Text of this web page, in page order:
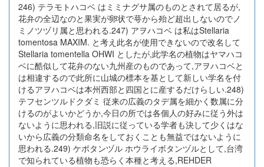
246) テラモトハコベ はミミナグサ属のものとされて居るが,
花弁の全辺なのと果実が卵状で萼から殆ど超出しないのでノ
ミノツヅリ属と思われる.247) アヲハコベ は私はStellaria
tomentosa MAXIM. と考え此名が使用できないので改名して
Stellaria tomentella OHWI としたが,此学名の植物はヤマハコ
ベに酷似して花弁のない九州産のものであって,アヲハコベと
は相違するので此所に山城の標本を基として新しい学名を付
けるアヲハコベは本州西部と四国とに産するだけらしい.248)
テフセンツルドクダミ 従来の広義のタデ属を細かく数属に分
けるのがよいかどうか,今日の所では各個人の好みに従う外は
ないように思われる,旧説に従っている学者も決して少くはな
いから広義の分類命名をしておくことも無益ではないように
思われる.249) ケボタンヅル ホウライボタンヅルとして,台湾
で知られている植物も恐らく本種と考える,REHDER